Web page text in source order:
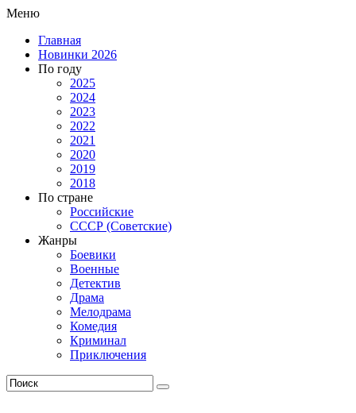
Меню
Главная
Новинки 2026
По году
2025
2024
2023
2022
2021
2020
2019
2018
По стране
Российские
СССР (Советские)
Жанры
Боевики
Военные
Детектив
Драма
Мелодрама
Комедия
Криминал
Приключения